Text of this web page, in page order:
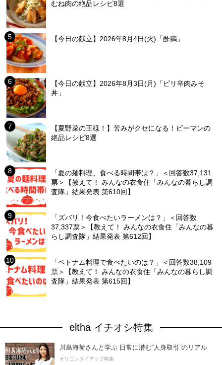
むね肉の絶品レシピ8選
【今日の献立】2026年8月4日(火)「酢鶏」
【今日の献立】2026年8月3日(月)「ピリ辛肉みそ
丼」
【夏野菜の王様！】苦みがクセになる！ピーマンの
絶品レシピ8選
「夏の麺料理、食べる時間帯は？」＜回答数37,131
票＞【教えて！ みんなの衣食住「みんなの暮らし調
査隊」結果発表 第610回】
「ズバリ！今食べたいラーメンは？」＜回答数
37,337票＞【教えて！ みんなの衣食住「みんなの暮
らし調査隊」結果発表 第612回】
「ベトナム料理で食べたいのは？」＜回答数38,109
票＞【教えて！ みんなの衣食住「みんなの暮らし調
査隊」結果発表 第615回】
eltha イチオシ特集
川島海荷さんと学ぶ 日常に潜む“人身取引”のリアル
オリコンタイアップ特集